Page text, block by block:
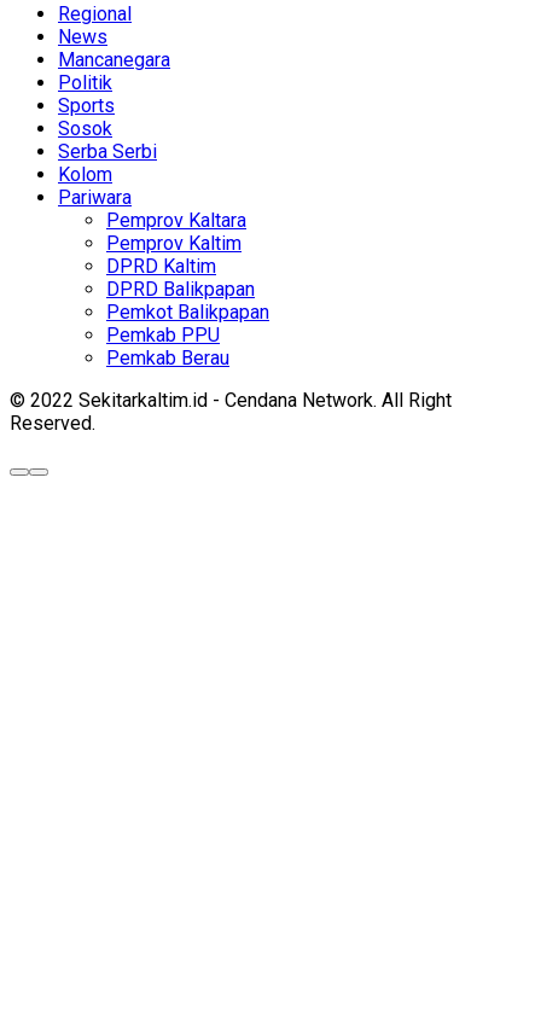
Regional
News
Mancanegara
Politik
Sports
Sosok
Serba Serbi
Kolom
Pariwara
Pemprov Kaltara
Pemprov Kaltim
DPRD Kaltim
DPRD Balikpapan
Pemkot Balikpapan
Pemkab PPU
Pemkab Berau
© 2022 Sekitarkaltim.id - Cendana Network. All Right
Reserved.